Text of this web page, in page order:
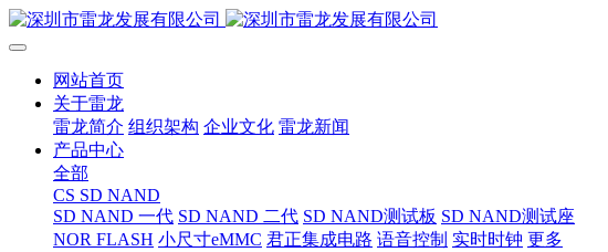
网站首页
关于雷龙
雷龙简介 组织架构 企业文化 雷龙新闻
产品中心
全部
CS SD NAND
SD NAND 一代 SD NAND 二代 SD NAND测试板 SD NAND测试座
NOR FLASH 小尺寸eMMC 君正集成电路 语音控制 实时时钟 更多